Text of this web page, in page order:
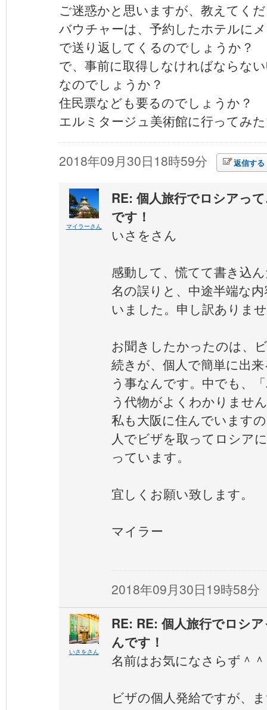
ご迷惑かと思いますが、教えてく
バウチャーは、予約したホテルに
で送り返してくるのでしょうか？
で、事前に取得しなければならな
なのでしょうか？
住民票なども要るのでしょうか？
エルミタージュ美術館に行ってみ
2018年09月30日18時59分 返信する
マイラーさん
RE: 個人旅行でロシアっ
です！
いさをさん
感動して、慌てて書き込
名の誤りと、中途半端な
いました。申し訳ありま
お聞きしたかったのは、
続きが、個人で簡単に出
う事なんです。中でも、
う代物がよくわかりませ
私も大阪に住んでいます
人でビザを取ってロシア
っています。
宜しくお願い致します。
マイラー
2018年09月30日19時58分
いさをさん
RE: RE: 個人旅行でロシ
んです！
名前はお気になさらず＾＾
ビザの個人発給ですが、